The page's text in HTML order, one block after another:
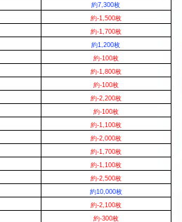
約7,300枚
約-1,500枚
約-1,700枚
約1,200枚
約-100枚
約-1,800枚
約-100枚
約-2,200枚
約-100枚
約-1,100枚
約-2,000枚
約-1,700枚
約-1,100枚
約-2,500枚
約10,000枚
約-2,100枚
約-300枚